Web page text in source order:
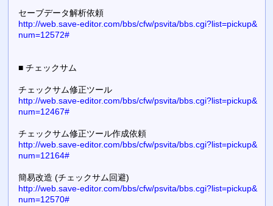
セーブデータ解析依頼
http://web.save-editor.com/bbs/cfw/psvita/bbs.cgi?list=pickup&
num=12572#
■ チェックサム
チェックサム修正ツール
http://web.save-editor.com/bbs/cfw/psvita/bbs.cgi?list=pickup&
num=12467#
チェックサム修正ツール作成依頼
http://web.save-editor.com/bbs/cfw/psvita/bbs.cgi?list=pickup&
num=12164#
簡易改造 (チェックサム回避)
http://web.save-editor.com/bbs/cfw/psvita/bbs.cgi?list=pickup&
num=12570#